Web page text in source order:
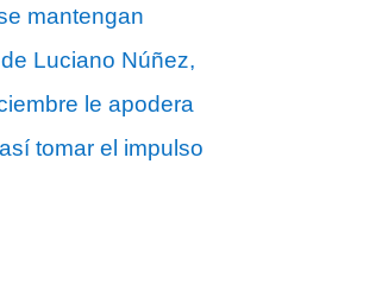
mantengan
Luciano Núñez,
le apodera
tomar el impulso